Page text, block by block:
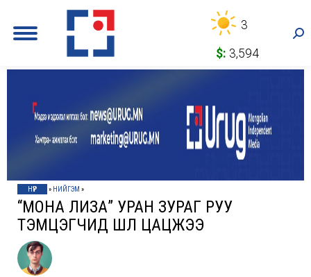
3
$: 3,594
НҮҮР » НИЙГЭМ »
“МОНА ЛИЗА” УРАН ЗУРАГ РУУ
ТЭМЦЭГЧИД ШӨЛ ЦАЦЖЭЭ